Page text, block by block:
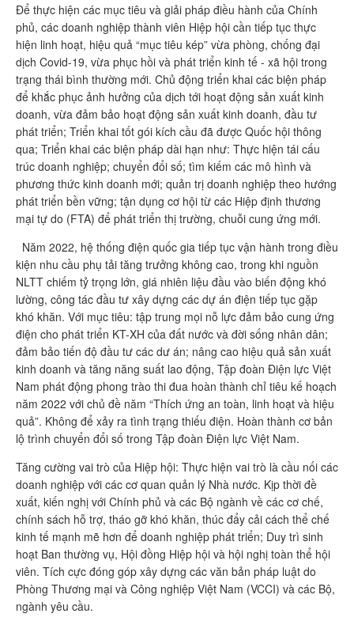
Để thực hiện các mục tiêu và giải pháp điều hành của Chính
phủ, các doanh nghiệp thành viên Hiệp hội cần tiếp tục thực
hiện linh hoạt, hiệu quả “mục tiêu kép” vừa phòng, chống đại
dịch Covid-19, vừa phục hồi và phát triển kinh tế - xã hội trong
trạng thái bình thường mới. Chủ động triển khai các biện pháp
để khắc phục ảnh hưởng của dịch tới hoạt động sản xuất kinh
doanh, vừa đảm bảo hoạt động sản xuất kinh doanh, đầu tư
phát triển; Triển khai tốt gói kích cầu đã được Quốc hội thông
qua; Triển khai các biện pháp dài hạn như: Thực hiện tái cấu
trúc doanh nghiệp; chuyển đổi số; tìm kiếm các mô hình và
phương thức kinh doanh mới; quản trị doanh nghiệp theo hướng
phát triển bền vững; tận dụng cơ hội từ các Hiệp định thương
mại tự do (FTA) để phát triển thị trường, chuỗi cung ứng mới.
Năm 2022, hệ thống điện quốc gia tiếp tục vận hành trong điều
kiện nhu cầu phụ tải tăng trưởng không cao, trong khi nguồn
NLTT chiếm tỷ trọng lớn, giá nhiên liệu đầu vào biến động khó
lường, công tác đầu tư xây dựng các dự án điện tiếp tục gặp
khó khăn. Với mục tiêu: tập trung mọi nỗ lực đảm bảo cung ứng
điện cho phát triển KT-XH của đất nước và đời sống nhân dân;
đảm bảo tiến độ đầu tư các dư án; nâng cao hiệu quả sản xuất
kinh doanh và tăng năng suất lao động, Tập đoàn Điện lực Việt
Nam phát động phong trào thi đua hoàn thành chỉ tiêu kế hoạch
năm 2022 với chủ đề năm “Thích ứng an toàn, linh hoạt và hiệu
quả”. Không để xảy ra tình trạng thiếu điện. Hoàn thành cơ bản
lộ trình chuyển đổi số trong Tập đoàn Điện lực Việt Nam.
Tăng cường vai trò của Hiệp hội: Thực hiện vai trò là cầu nối các
doanh nghiệp với các cơ quan quản lý Nhà nước. Kịp thời đề
xuất, kiến nghị với Chính phủ và các Bộ ngành về các cơ chế,
chính sách hỗ trợ, tháo gỡ khó khăn, thúc đẩy cải cách thể chế
kinh tế mạnh mẽ hơn để doanh nghiệp phát triển; Duy trì sinh
hoạt Ban thường vụ, Hội đồng Hiệp hội và hội nghị toàn thể hội
viên. Tích cực đóng góp xây dựng các văn bản pháp luật do
Phòng Thương mại và Công nghiệp Việt Nam (VCCI) và các Bộ,
ngành yêu cầu.